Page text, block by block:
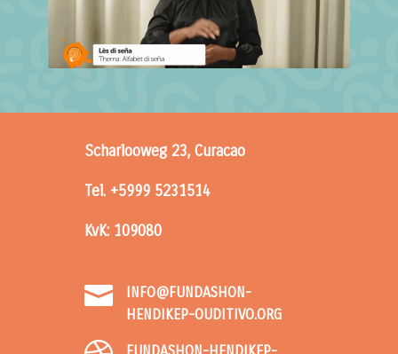
Scharlooweg 23, Curacao
Tel. +5999 5231514
KvK: 109080

INFO@FUNDASHON-
HENDIKEP-OUDITIVO.ORG